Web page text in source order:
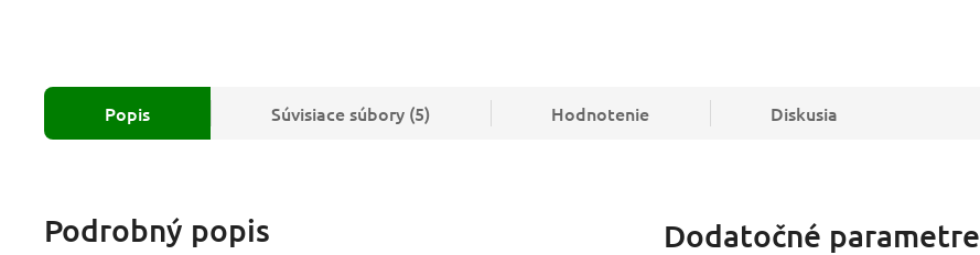
Popis Súvisiace súbory (5) Hodnotenie Diskusia
Podrobný popis Dodatočné parametre